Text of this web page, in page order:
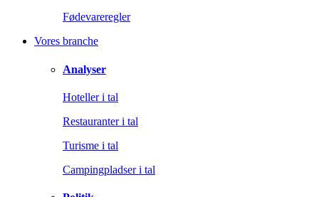
Fødevareregler
Vores branche
Analyser
Hoteller i tal
Restauranter i tal
Turisme i tal
Campingpladser i tal